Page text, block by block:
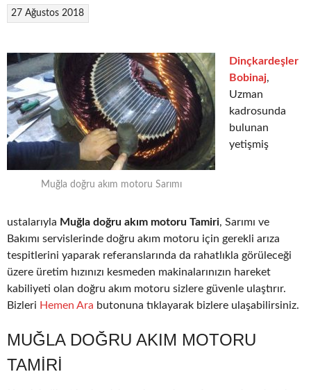
27 Ağustos 2018
Muğla doğru akım motoru Sarımı
Dinçkardeşler
Bobinaj,
Uzman
kadrosunda
bulunan
yetişmiş
ustalarıyla Muğla doğru akım motoru Tamiri, Sarımı ve
Bakımı servislerinde doğru akım motoru için gerekli arıza
tespitlerini yaparak referanslarında da rahatlıkla görüleceği
üzere üretim hızınızı kesmeden makinalarınızın hareket
kabiliyeti olan doğru akım motoru sizlere güvenle ulaştırır.
Bizleri Hemen Ara butonuna tıklayarak bizlere ulaşabilirsiniz.
MUĞLA DOĞRU AKIM MOTORU
TAMIRI